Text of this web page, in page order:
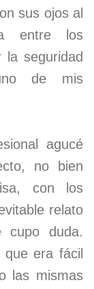
sus ojos al
entre los
la seguridad
de mis
agucé
no bien
con los
relato
cupo duda.
era fácil
las mismas